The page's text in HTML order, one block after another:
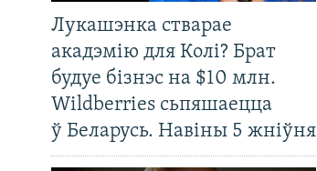
Лукашэнка стварае
акадэмію для Колі? Брат
будуе бізнэс на $10 млн.
Wildberries сьпяшаецца
ў Беларусь. Навіны 5 жніўня